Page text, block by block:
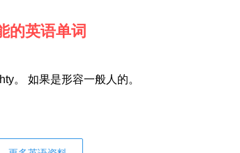
的英语单词
。 如果是形容一般人的。